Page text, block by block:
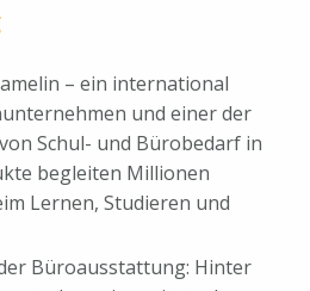
– ein international
und einer der
Schul- und Bürobedarf in
begleiten Millionen
Lernen, Studieren und
Büroausstattung: Hinter